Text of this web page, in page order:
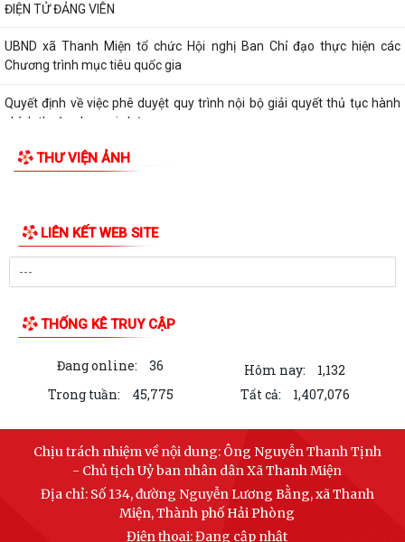
ĐIỆN TỬ ĐẢNG VIÊN
UBND xã Thanh Miện tổ chức Hội nghị Ban Chỉ đạo thực hiện các
Chương trình mục tiêu quốc gia
Quyết định về việc phê duyệt quy trình nội bộ giải quyết thủ tục hành
chính thuộc phạm vi chức...
THƯ VIỆN ẢNH
LIÊN KẾT WEB SITE